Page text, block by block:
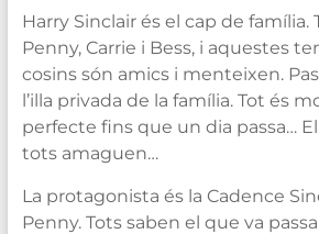
Harry Sinclair és el cap de família.
Penny, Carrie i Bess, i aquestes
cosins són amics i menteixen.
l’illa privada de la família. Tot és
perfecte fins que un dia passa…
tots amaguen…
La protagonista és la Cadence
Penny. Tots saben el que va